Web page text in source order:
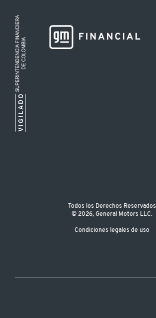
Todos los Derechos Reservados
© 2026, General Motors LLC.
Condiciones legales de uso